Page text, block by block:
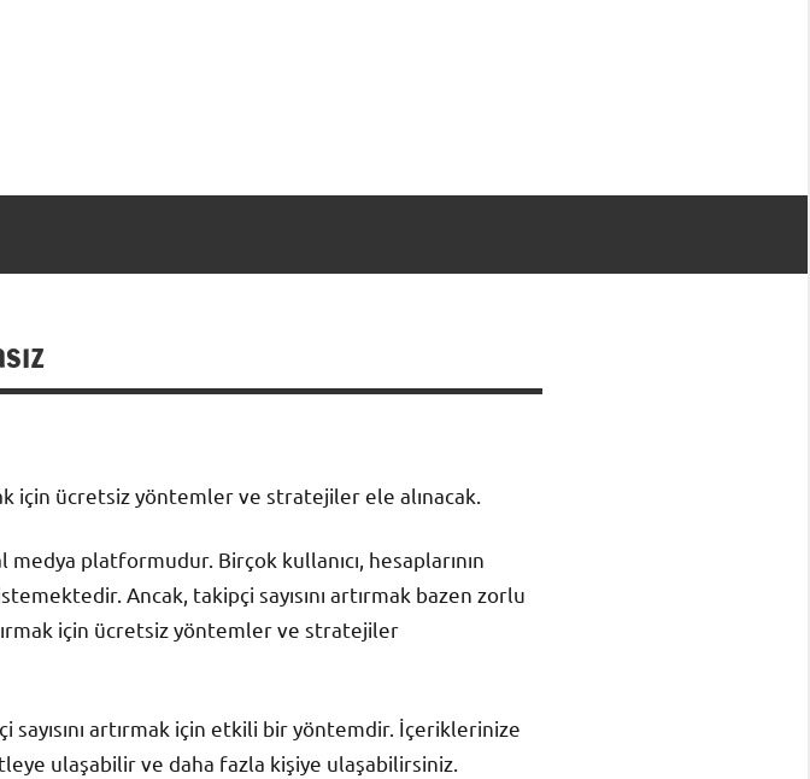
için ücretsiz yöntemler ve stratejiler ele alınacak.
platformudur. Birçok kullanıcı, hesaplarının
Ancak, takipçi sayısını artırmak bazen zorlu
için ücretsiz yöntemler ve stratejiler
artırmak için etkili bir yöntemdir. İçeriklerinize
ulaşabilir ve daha fazla kişiye ulaşabilirsiniz.